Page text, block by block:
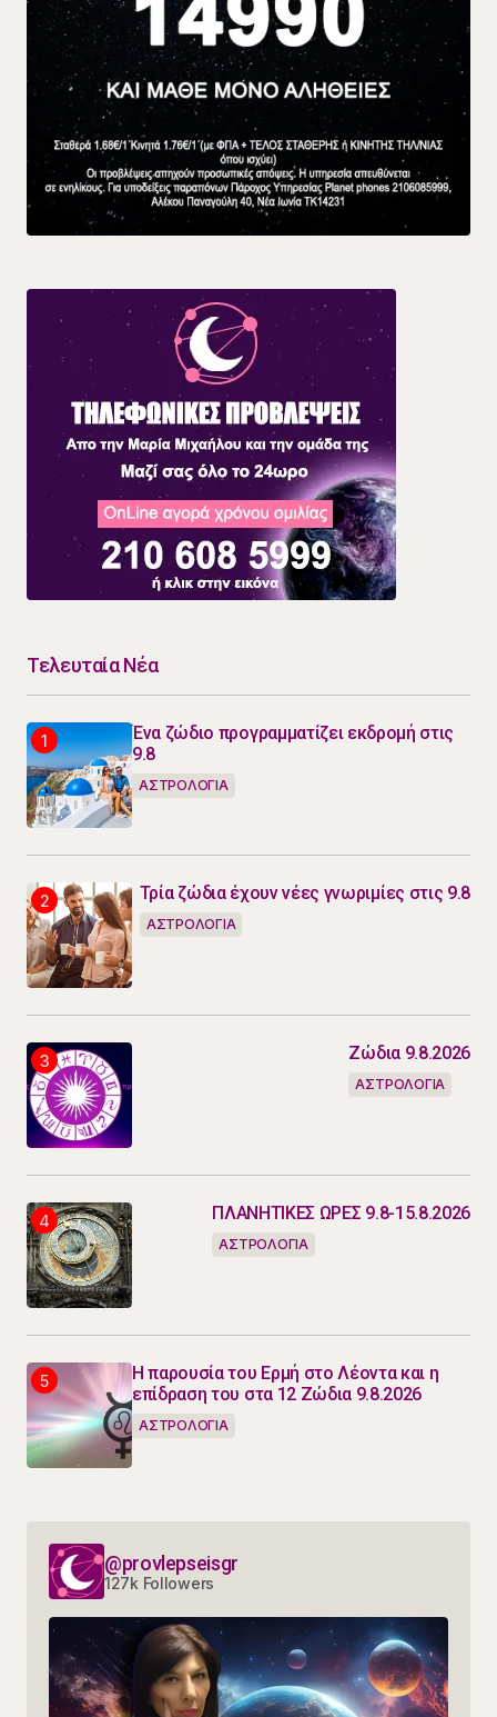
Τελευταία Νέα
Ένα ζώδιο προγραμματίζει εκδρομή στις
9.8
ΑΣΤΡΟΛΟΓΙΑ
Τρία ζώδια έχουν νέες γνωριμίες στις 9.8
ΑΣΤΡΟΛΟΓΙΑ
Ζώδια 9.8.2026
ΑΣΤΡΟΛΟΓΙΑ
ΠΛΑΝΗΤΙΚΕΣ ΩΡΕΣ 9.8-15.8.2026
ΑΣΤΡΟΛΟΓΙΑ
Η παρουσία του Ερμή στο Λέοντα και η
επίδραση του στα 12 Ζώδια 9.8.2026
ΑΣΤΡΟΛΟΓΙΑ
@provlepseisgr
127k Followers